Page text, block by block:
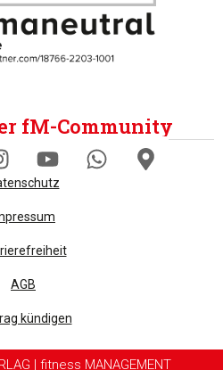
fM-Community
AGB
kündigen
| fitness MANAGEMENT